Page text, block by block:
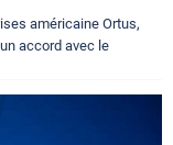
américaine Ortus,
accord avec le